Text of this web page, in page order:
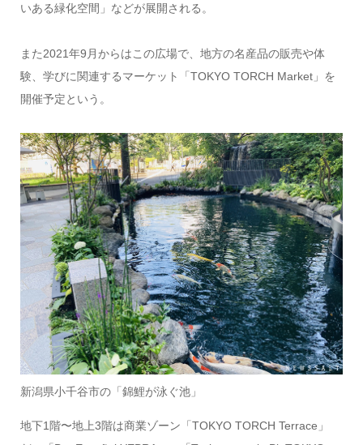
いある緑化空間」などが展開される。
また2021年9月からはこの広場で、地方の名産品の販売や体
験、学びに関連するマーケット「TOKYO TORCH Market」を
開催予定という。
新潟県小千谷市の「錦鯉が泳ぐ池」
地下1階〜地上3階は商業ゾーン「TOKYO TORCH Terrace」